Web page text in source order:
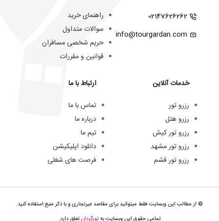
02147626262
info@tourgardan.com
خدمات آنلاین
رزرو تور
رزرو هتل
رزرو تور کیش
رزرو تور مشهد
رزرو تور قشم
راهنمای خرید
سوالات متداول
حریم شخصی مسافران
قوانین و مقررات
ارتباط با ما
تماس با ما
درباره ما
تیم ما
دانلود اپلیکیشن
فرصت های شغلی
© از مطالب این وبسایت فقط میتوانید برای مقاصد غیرتجاری و با ذکر منبع استفاده کنید.
تمامی حقوق این وبسایت بهتورگردانتعلق دارد.